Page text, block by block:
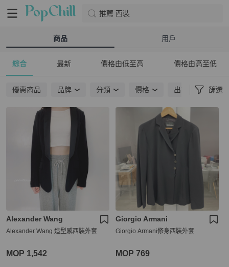
推薦 西裝
商品 用戶
綜合 最新 價格由低至高 價格由高至低
優惠商品 品牌 分類 價格 出貨地點 篩選
Alexander Wang
Alexander Wang 造型感西裝外套
MOP 1,542
Giorgio Armani
Giorgio Armani修身西裝外套
MOP 769